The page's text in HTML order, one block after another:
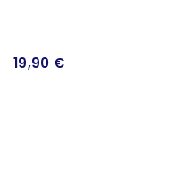
19,90 €